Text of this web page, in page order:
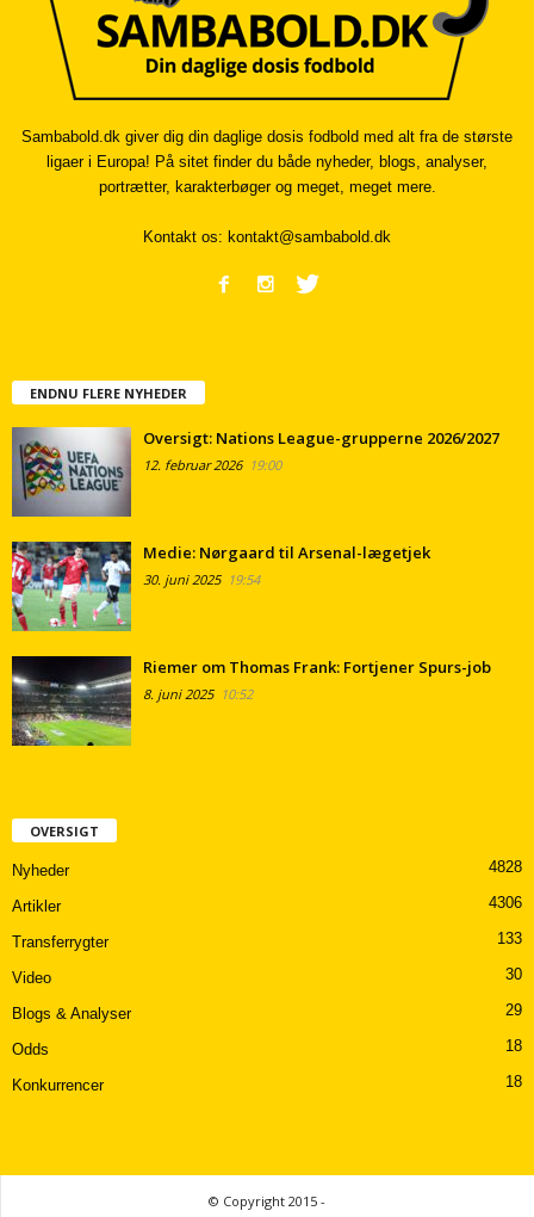
Sambabold.dk giver dig din daglige dosis fodbold med alt fra de største
ligaer i Europa! På sitet finder du både nyheder, blogs, analyser,
portrætter, karakterbøger og meget, meget mere.
Kontakt os: kontakt@sambabold.dk
ENDNU FLERE NYHEDER
Oversigt: Nations League-grupperne 2026/2027
12. februar 202619:00
Medie: Nørgaard til Arsenal-lægetjek
30. juni 202519:54
Riemer om Thomas Frank: Fortjener Spurs-job
8. juni 202510:52
OVERSIGT
Nyheder 4828
Artikler 4306
Transferrygter 133
Video 30
Blogs & Analyser 29
Odds 18
Konkurrencer 18
© Copyright 2015 -